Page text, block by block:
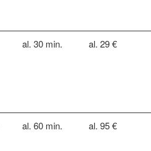
al. 30 min. al. 29 €
al. 60 min. al. 95 €